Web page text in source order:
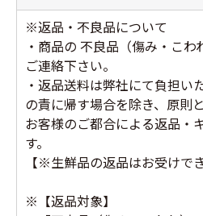
※返品・不良品について
・商品の 不良品（傷み・こわ
ご連絡下さい。
・返品送料は弊社にて負担い
の責に帰す場合を除き、原則
お客様のご都合による返品・
す。
【※生鮮品の返品はお受けで
※【返品対象】